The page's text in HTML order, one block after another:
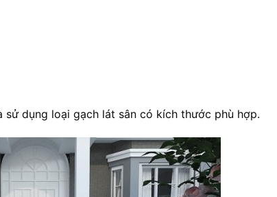
dụng loại gạch lát sân có kích thước phù hợp.